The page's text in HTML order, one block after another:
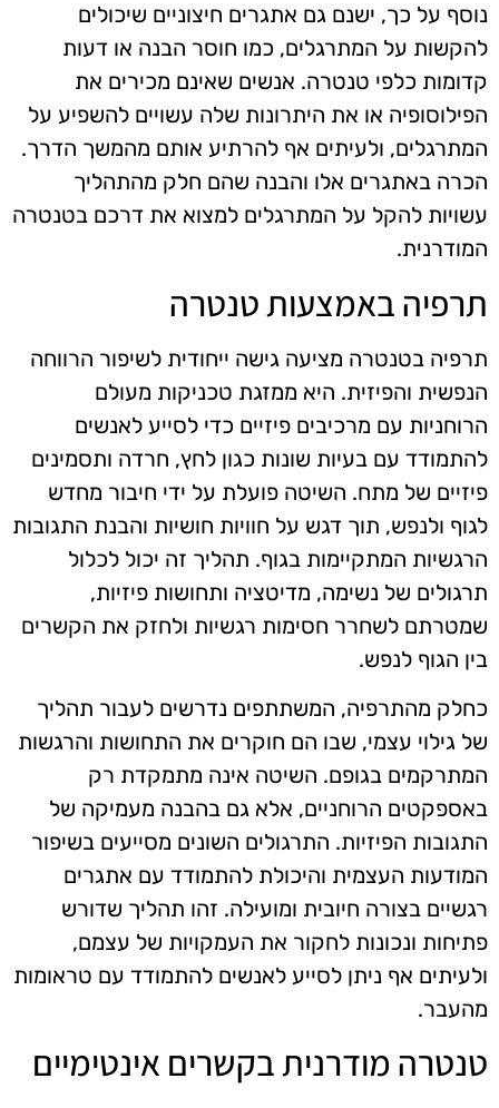
נוסף על כך, ישנם גם אתגרים חיצוניים שיכולים
להקשות על המתרגלים, כמו חוסר הבנה או דעות
קדומות כלפי טנטרה. אנשים שאינם מכירים את
הפילוסופיה או את היתרונות שלה עשויים להשפיע על
המתרגלים, ולעיתים אף להרתיע אותם מהמשך הדרך.
הכרה באתגרים אלו והבנה שהם חלק מהתהליך
עשויות להקל על המתרגלים למצוא את דרכם בטנטרה
המודרנית.
תרפיה באמצעות טנטרה
תרפיה בטנטרה מציעה גישה ייחודית לשיפור הרווחה
הנפשית והפיזית. היא ממזגת טכניקות מעולם
הרוחניות עם מרכיבים פיזיים כדי לסייע לאנשים
להתמודד עם בעיות שונות כגון לחץ, חרדה ותסמינים
פיזיים של מתח. השיטה פועלת על ידי חיבור מחדש
לגוף ולנפש, תוך דגש על חוויות חושיות והבנת התגובות
הרגשיות המתקיימות בגוף. תהליך זה יכול לכלול
תרגולים של נשימה, מדיטציה ותחושות פיזיות,
שמטרתם לשחרר חסימות רגשיות ולחזק את הקשרים
בין הגוף לנפש.
כחלק מהתרפיה, המשתתפים נדרשים לעבור תהליך
של גילוי עצמי, שבו הם חוקרים את התחושות והרגשות
המתרקמים בגופם. השיטה אינה מתמקדת רק
באספקטים הרוחניים, אלא גם בהבנה מעמיקה של
התגובות הפיזיות. התרגולים השונים מסייעים בשיפור
המודעות העצמית והיכולת להתמודד עם אתגרים
רגשיים בצורה חיובית ומועילה. זהו תהליך שדורש
פתיחות ונכונות לחקור את העמקויות של עצמם,
ולעיתים אף ניתן לסייע לאנשים להתמודד עם טראומות
מהעבר.
טנטרה מודרנית בקשרים אינטימיים